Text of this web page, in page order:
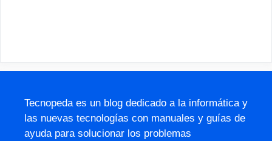
Tecnopeda es un blog dedicado a la informática y
las nuevas tecnologías con manuales y guías de
ayuda para solucionar los problemas